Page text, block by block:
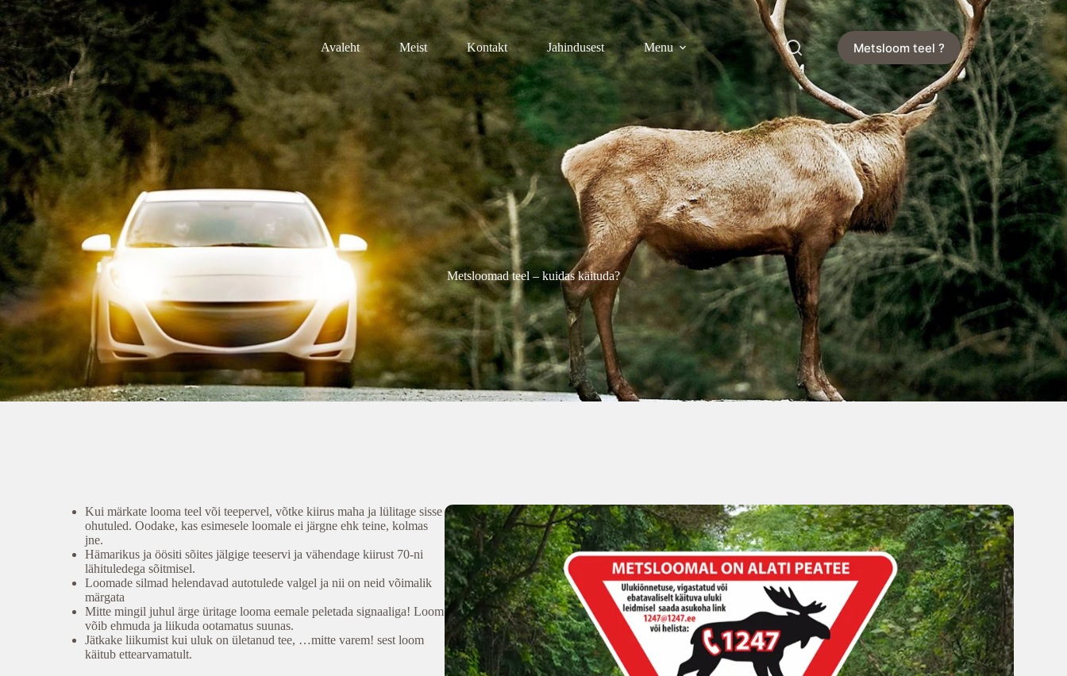
Avaleht Meist Kontakt Jahindusest Menu Metsloom teel ?
Metsloomad teel – kuidas käituda?
Kui märkate looma teel või teepervel, võtke kiirus maha ja lülitage sisse
ohutuled. Oodake, kas esimesele loomale ei järgne ehk teine, kolmas
jne.
Hämarikus ja öösiti sõites jälgige teeservi ja vähendage kiirust 70-ni
lähituledega sõitmisel.
Loomade silmad helendavad autotulede valgel ja nii on neid võimalik
märgata
Mitte mingil juhul ärge üritage looma eemale peletada signaaliga! Loom
võib ehmuda ja liikuda ootamatus suunas.
Jätkake liikumist kui uluk on ületanud tee, …mitte varem! sest loom
käitub ettearvamatult.